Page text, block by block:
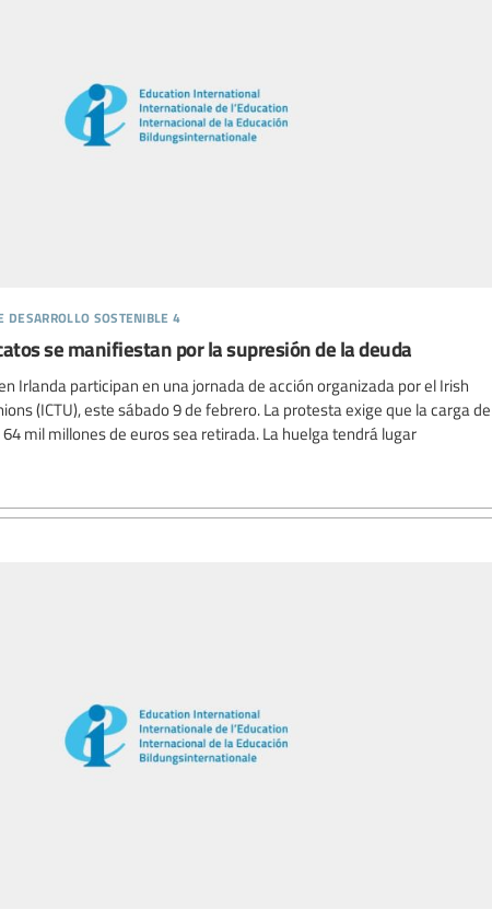
desarrollo sostenible 4
se manifiestan por la supresión de la deuda
Irlanda participan en una jornada de acción organizada por el Irish
(ICTU), este sábado 9 de febrero. La protesta exige que la carga de
mil millones de euros sea retirada. La huelga tendrá lugar